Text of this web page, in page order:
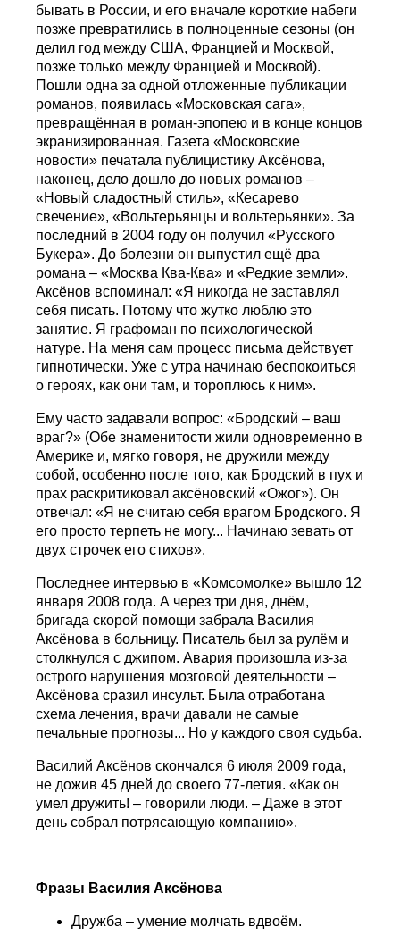
бывать в России, и его вначале короткие набеги
позже превратились в полноценные сезоны (он
делил год между США, Францией и Москвой,
позже только между Францией и Москвой).
Пошли одна за одной отложенные публикации
романов, появилась «Московская сага»,
превращённая в роман-эпопею и в конце концов
экранизированная. Газета «Московские
новости» печатала публицистику Аксёнова,
наконец, дело дошло до новых романов –
«Новый сладостный стиль», «Кесарево
свечение», «Вольтерьянцы и вольтерьянки». За
последний в 2004 году он получил «Русского
Букера». До болезни он выпустил ещё два
романа – «Москва Ква-Ква» и «Редкие земли».
Аксёнов вспоминал: «Я никогда не заставлял
себя писать. Потому что жутко люблю это
занятие. Я графоман по психологической
натуре. На меня сам процесс письма действует
гипнотически. Уже с утра начинаю беспокоиться
о героях, как они там, и тороплюсь к ним».
Ему часто задавали вопрос: «Бродский – ваш
враг?» (Обе знаменитости жили одновременно в
Америке и, мягко говоря, не дружили между
собой, особенно после того, как Бродский в пух и
прах раскритиковал аксёновский «Ожог»). Он
отвечал: «Я не считаю себя врагом Бродского. Я
его просто терпеть не могу... Начинаю зевать от
двух строчек его стихов».
Последнее интервью в «Koмсомолке» вышло 12
января 2008 года. А через три дня, днём,
бригада скорой помощи забрала Василия
Аксёнова в больницу. Писатель был за рулём и
столкнулся с джипом. Авария произошла из-за
острого нарушения мозговой деятельности –
Аксёнова сразил инсульт. Была отработана
схема лечения, врачи давали не самые
печальные прогнозы... Но у каждого своя судьба.
Василий Аксёнов скончался 6 июля 2009 года,
не дожив 45 дней до своего 77-летия. «Как он
умел дружить! – говорили люди. – Даже в этот
день собрал потрясающую компанию».
Фразы Василия Аксёнова
Дружба – умение молчать вдвоём.